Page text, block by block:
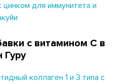
для иммунитета и
с витамином С в
Гуру
коллаген 1 и 3 типа с